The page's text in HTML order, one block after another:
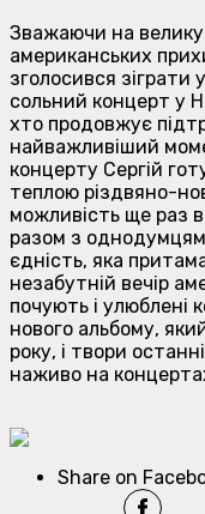
Зважаючи на велику
американських
зголосився зіграти
сольний концерт у
хто продовжує
найважливіший
концерту Сергій
теплою різдвяно-
можливість ще раз
разом з
єдність, яка
незабутній вечір
почують і улюблені
нового альбому,
року, і твори
наживо на
Share on